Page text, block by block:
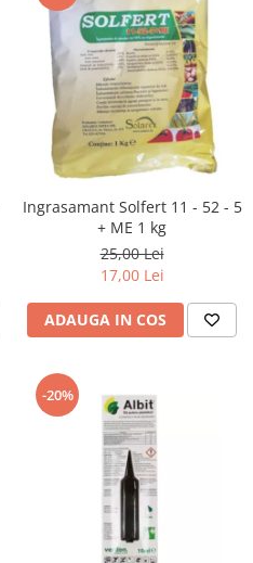
Ingrasamant Solfert 11 - 52 - 5
+ ME 1 kg
25,00 Lei
17,00 Lei
ADAUGA IN COS
-20%